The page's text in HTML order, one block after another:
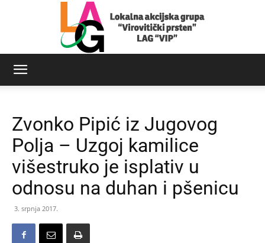
Virovitički
prsten
Zvonko Pipić iz Jugovog
Polja – Uzgoj kamilice
višestruko je isplativ u
odnosu na duhan i pšenicu
3. srpnja 2017.